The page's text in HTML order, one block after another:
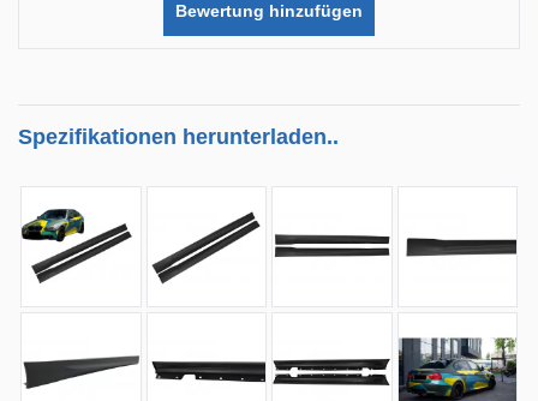
Bewertung hinzufügen
Spezifikationen herunterladen..